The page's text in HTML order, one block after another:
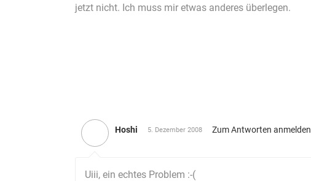
jetzt nicht. Ich muss mir etwas anderes überlegen.
Hoshi 5. Dezember 2008 Zum Antworten anmelden
Uiii, ein echtes Problem :-(